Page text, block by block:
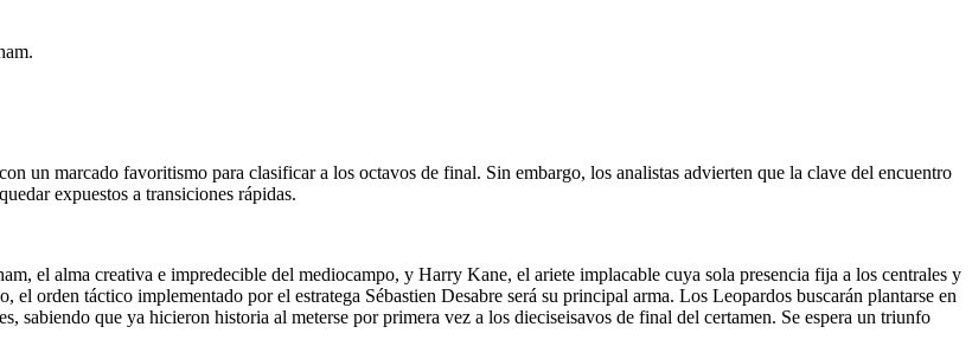
un marcado favoritismo para clasificar a los octavos de final. Sin embargo, los analistas advierten que la clave del encuentro
expuestos a transiciones rápidas.
el alma creativa e impredecible del mediocampo, y Harry Kane, el ariete implacable cuya sola presencia fija a los centrales y
orden táctico implementado por el estratega Sébastien Desabre será su principal arma. Los Leopardos buscarán plantarse en
sabiendo que ya hicieron historia al meterse por primera vez a los dieciseisavos de final del certamen. Se espera un triunfo